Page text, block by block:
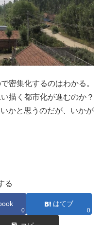
密集化するのはわかる。
描く都市化が進むのか？
かと思うのだが、いかが
る
0
はてブ
0